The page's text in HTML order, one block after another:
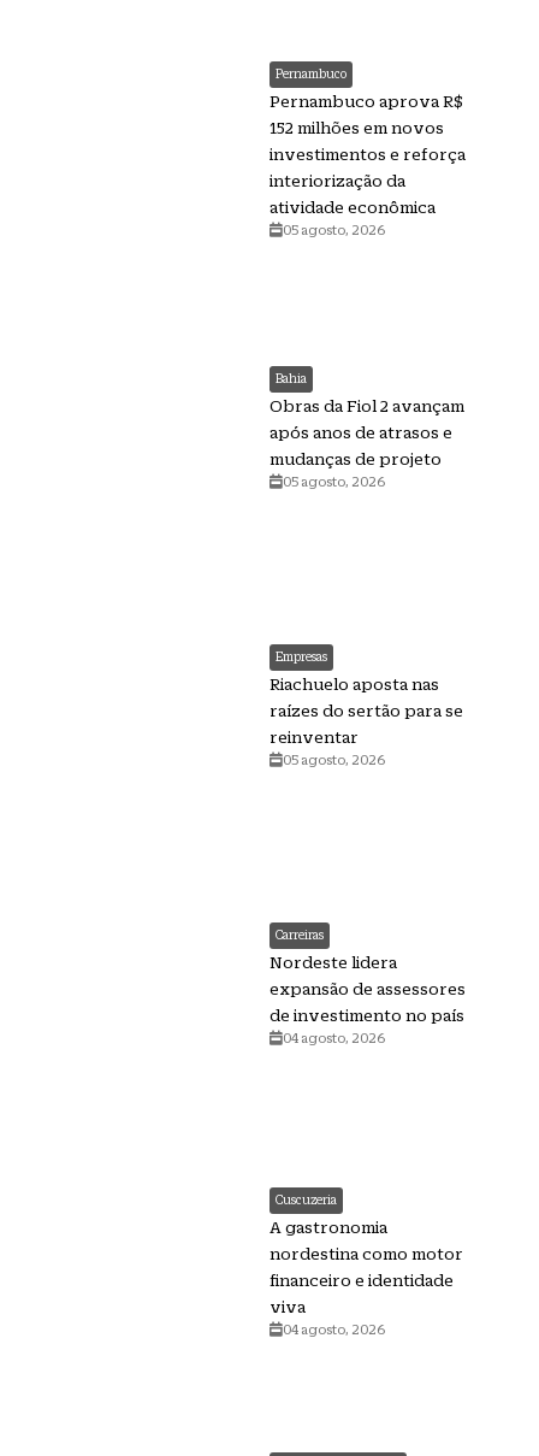
Pernambuco
Pernambuco aprova R$
152 milhões em novos
investimentos e reforça
interiorização da
atividade econômica
05 agosto, 2026
Bahia
Obras da Fiol 2 avançam
após anos de atrasos e
mudanças de projeto
05 agosto, 2026
Empresas
Riachuelo aposta nas
raízes do sertão para se
reinventar
05 agosto, 2026
Carreiras
Nordeste lidera
expansão de assessores
de investimento no país
04 agosto, 2026
Cuscuzeria
A gastronomia
nordestina como motor
financeiro e identidade
viva
04 agosto, 2026